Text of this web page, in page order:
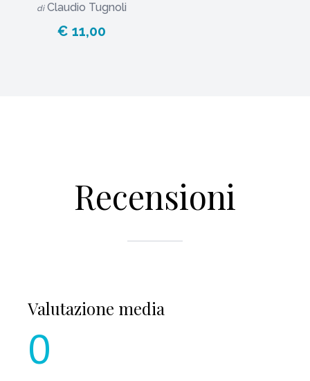
di Claudio Tugnoli
€ 11,00
Recensioni
Valutazione media
0